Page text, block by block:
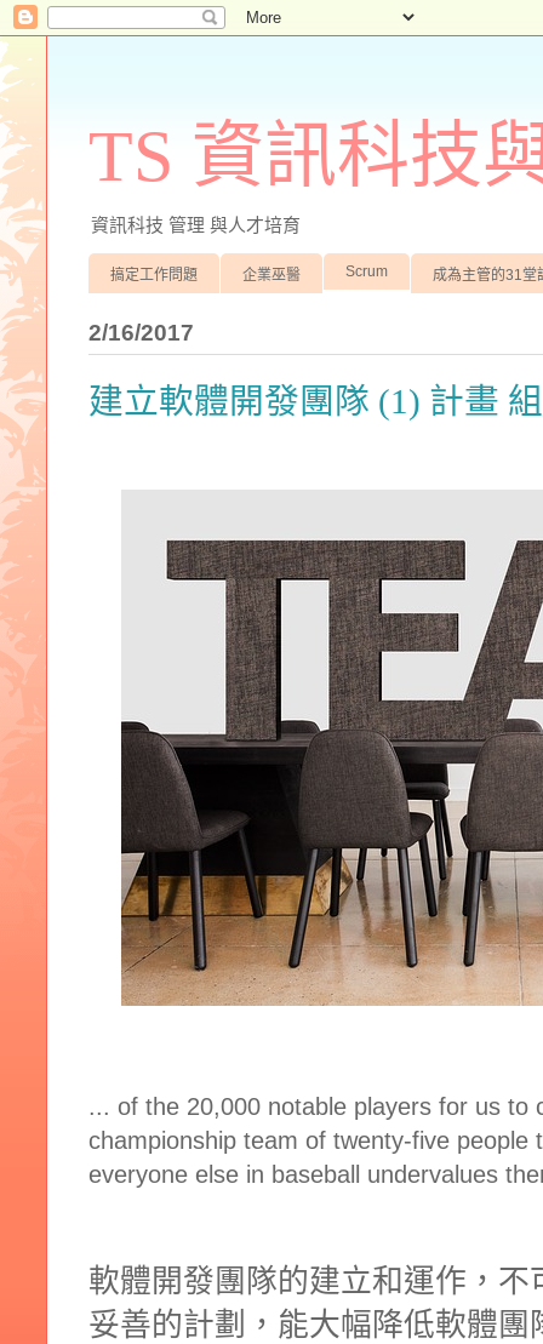
TS 資訊科技
資訊科技 管理 與人才培育
搞定工作問題 企業巫醫 Scrum 成為主管的31堂
2/16/2017
建立軟體開發團隊 (1) 計畫
... of the 20,000 notable players for us to
championship team of twenty-five people
everyone else in baseball undervalues
軟體開發團隊的建立和運作，
妥善的計劃，能大幅降低軟體